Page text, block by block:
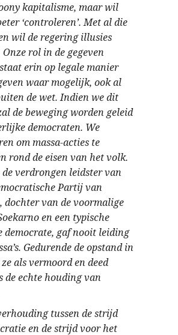
kapitalisme, maar wil
‘controleren’. Met al die
wil de regering illusies
rol in de gegeven
erin op legale manier
waar mogelijk, ook al
de wet. Indien we dit
de beweging worden geleid
democraten. We
om massa-acties te
rond de eisen van het volk.
verdrongen leidster van
Partij van
dochter van de voormalige
en een typische
gaf nooit leiding
Gedurende de opstand in
als vermoord en deed
de echte houding van
tussen de strijd
en de strijd voor het